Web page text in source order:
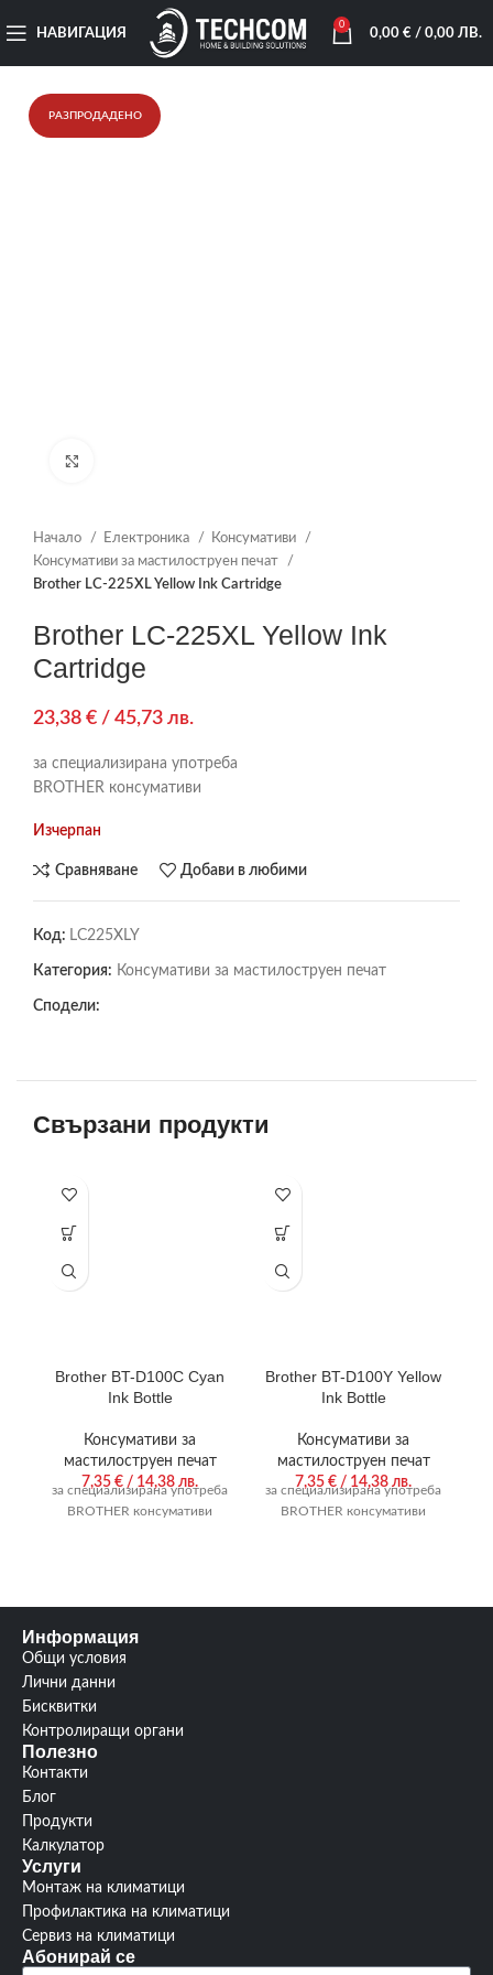
НАВИГАЦИЯ
0
0,00 €/ 0,00 ЛВ.
РАЗПРОДАДЕНО
Начало Електроника
Консумативи
Консумативи за мастилоструен печат
Brother LC-225XL Yellow Ink Cartridge
Brother LC-225XL Yellow Ink
Cartridge
23,38 € / 45,73 лв.
за специализирана употреба
BROTHER консумативи
Изчерпан
Сравняване Добави в любими
Код: LC225XLY
Категория: Консумативи за мастилоструен печат
Сподели:
Свързани продукти
Brother BT-D100C Cyan
Ink Bottle
Консумативи за
мастилоструен печат
7,35 € / 14,38 лв.
за специализирана употреба
BROTHER консумативи
Brother BT-D100Y Yellow
Ink Bottle
Консумативи за
мастилоструен печат
7,35 € / 14,38 лв.
за специализирана употреба
BROTHER консумативи
Информация
Общи условия
Лични данни
Бисквитки
Контролиращи органи
Полезно
Контакти
Блог
Продукти
Калкулатор
Услуги
Монтаж на климатици
Профилактика на климатици
Сервиз на климатици
Абонирай се